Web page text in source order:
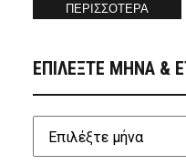
ΠΕΡΙΣΣΟΤΕΡΑ
ΕΠΙΛΕΞΤΕ ΜΗΝΑ &